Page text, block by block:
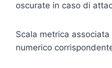
oscurate in caso di
Scala metrica
numerico